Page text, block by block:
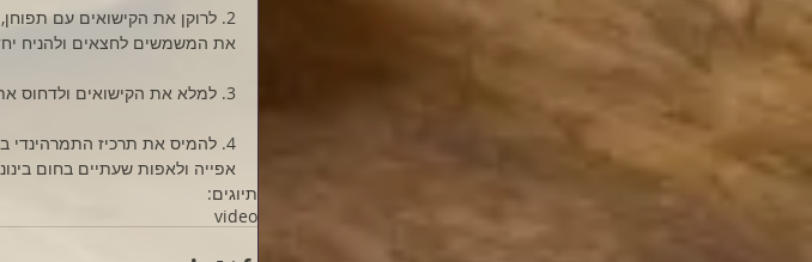
2. לרוקן את הקישואים עם
את המשמשים לחצאים ולהניח
3. למלא את הקישואים ולדחוס את המילוי, להניח בצפיפות זה ליד זה.
4. להמיס את תרכיז התמרהינדי
אפייה ולאפות שעתיים בחום בינוני (180 מעלות), אפשר להפוך בתוך הרוטב ולדללו
תיוגים:
video